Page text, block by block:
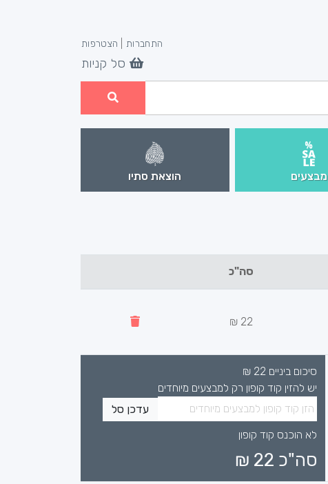
התחברות הצטרפות
סל קניות
מבצעים הוצאת סתיו
סה"כ
22 ₪
סיכום ביניים 22
₪
יש להזין קוד קופון רק למבצעים מיוחדים
עדכן סל
לא הוכנס קוד קופון
סה"כ 22
₪